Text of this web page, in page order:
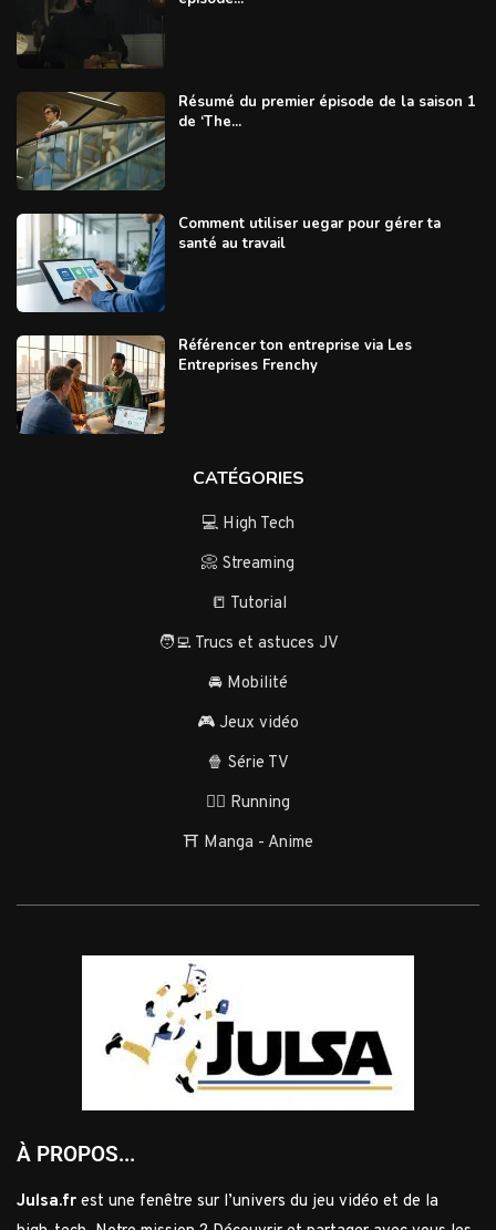
Résumé du premier épisode de la saison 1
de ‘The...
Comment utiliser uegar pour gérer ta
santé au travail
Référencer ton entreprise via Les
Entreprises Frenchy
CATÉGORIES
💻 High Tech
📀 Streaming
📒 Tutorial
🧑‍💻 Trucs et astuces JV
🚘 Mobilité
🎮 Jeux vidéo
🍿 Série TV
🏃‍♂️ Running
⛩️ Manga - Anime
À PROPOS...
Julsa.fr est une fenêtre sur l’univers du jeu vidéo et de la